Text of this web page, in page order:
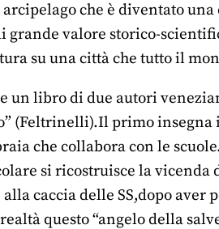
arcipelago che è diventato
valore storico-
su una città che tutto il
un libro di due autori
(Feltrinelli).Il primo
che collabora con le
si ricostruisce la
caccia delle SS,dopo aver
questo “angelo della